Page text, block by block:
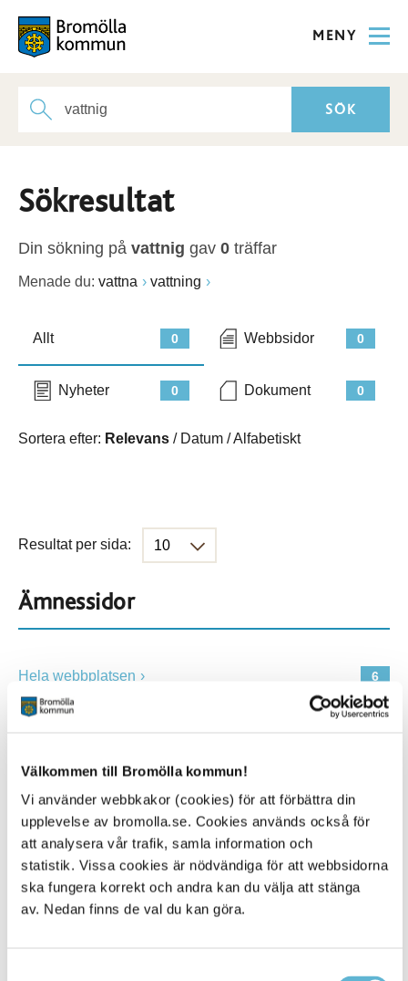
Välkommen till Bromölla kommun!
Vi använder webbkakor (cookies) för att förbättra din
upplevelse av bromolla.se. Cookies används också för
att analysera vår trafik, samla information och
statistik. Vissa cookies är nödvändiga för att webbsidorna
ska fungera korrekt och andra kan du välja att stänga
av. Nedan finns de val du kan göra.
MENY
Sökresultat
Din sökning på vattnig gav 0 träffar
Menade du: vattna vattning
0
Allt 0
Webbsidor
0
Nyheter 0
Dokument
Sortera efter: Relevans / Datum /Alfabetiskt
Resultat per sida:
Ämnessidor
6
Hela webbplatsen
Alla platser